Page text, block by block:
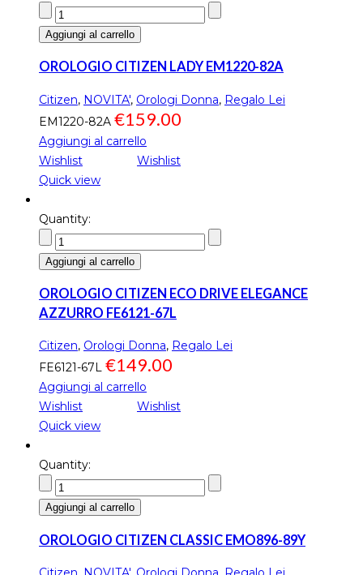
Aggiungi al carrello
OROLOGIO CITIZEN LADY EM1220-82A
Citizen, NOVITA', Orologi Donna, Regalo Lei
EM1220-82A €159.00
Aggiungi al carrello
Wishlist
Wishlist
Quick view
Quantity:
Aggiungi al carrello
OROLOGIO CITIZEN ECO DRIVE ELEGANCE
AZZURRO FE6121-67L
Citizen, Orologi Donna, Regalo Lei
FE6121-67L €149.00
Aggiungi al carrello
Wishlist
Wishlist
Quick view
Quantity:
Aggiungi al carrello
OROLOGIO CITIZEN CLASSIC EMO896-89Y